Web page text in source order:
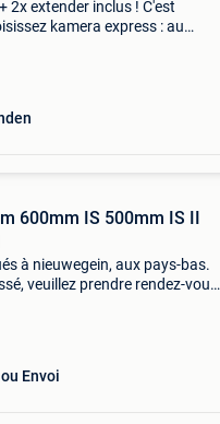
2x extender inclus ! C'est
kamera express : au
600mm IS 500mm IS II
à nieuwegein, aux pays-bas.
veuillez prendre rendez-vous
Envoi